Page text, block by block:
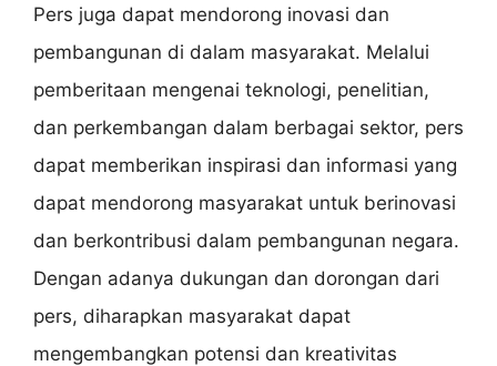
Pers juga dapat mendorong inovasi dan
pembangunan di dalam masyarakat. Melalui
pemberitaan mengenai teknologi, penelitian,
dan perkembangan dalam berbagai sektor, pers
dapat memberikan inspirasi dan informasi yang
dapat mendorong masyarakat untuk berinovasi
dan berkontribusi dalam pembangunan negara.
Dengan adanya dukungan dan dorongan dari
pers, diharapkan masyarakat dapat
mengembangkan potensi dan kreativitas